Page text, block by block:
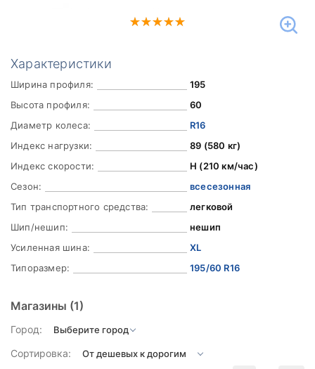
Характеристики
Ширина профиля:
195
Высота профиля:
60
Диаметр колеса:
R16
Индекс нагрузки:
89 (580 кг)
Индекс скорости:
H (210 км/час)
Сезон:
всесезонная
Тип транспортного средства:
легковой
Шип/нешип:
нешип
Усиленная шина:
XL
Типоразмер:
195/60 R16
Магазины (1)
Город:
Сортировка: